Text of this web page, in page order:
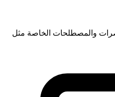
والمصطلحات الخاصة مثل